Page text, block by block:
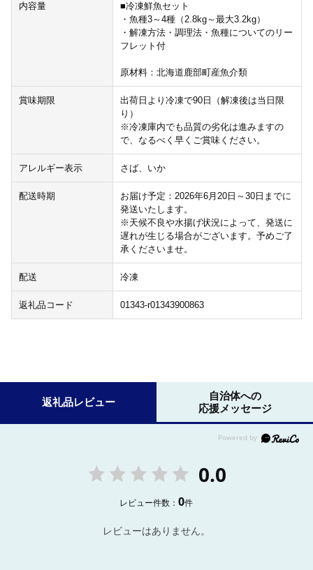
内容量
■冷凍鮮魚セット
・魚種3～4種（2.8kg～最大3.2kg）
・解凍方法・調理法・魚種についてのリー
フレット付
原材料：北海道鹿部町産魚介類
賞味期限
出荷日より冷凍で90日（解凍後は当日限
り）
※冷凍庫内でも品質の劣化は進みますの
で、なるべく早くご賞味ください。
アレルギー表示 さば、いか
配送時期
お届け予定：2026年6月20日～30日までに
発送いたします。
※天候不良や水揚げ状況によって、発送に
遅れが生じる場合がございます。予めご了
承くださいませ。
配送 冷凍
返礼品コード 01343-r01343900863
返礼品レビュー
自治体への
応援メッセージ
0.0
レビュー件数：0件
レビューはありません。